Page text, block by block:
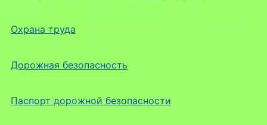
Охрана труда
Дорожная безопасность
Паспорт дорожной безопасности